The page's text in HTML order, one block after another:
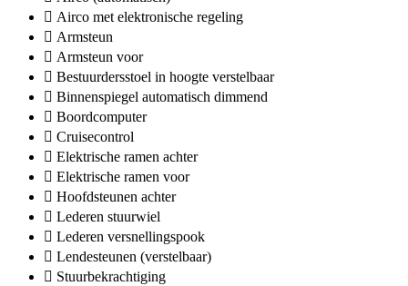
Airco met elektronische regeling
Armsteun
Armsteun voor
Bestuurdersstoel in hoogte verstelbaar
Binnenspiegel automatisch dimmend
Boordcomputer
Cruisecontrol
Elektrische ramen achter
Elektrische ramen voor
Hoofdsteunen achter
Lederen stuurwiel
Lederen versnellingspook
Lendesteunen (verstelbaar)
Stuurbekrachtiging